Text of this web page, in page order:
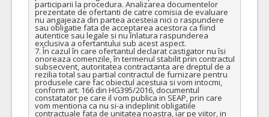
participarii la procedura. Analizarea documentelor
prezentate de ofertanti de catre comisia de evaluare
nu angajeaza din partea acesteia nici o raspundere
sau obligatie fata de acceptarea acestora ca fiind
autentice sau legale si nu înlatura raspunderea
exclusiva a ofertantului sub acest aspect.
7. În cazul în care ofertantul declarat castigator nu îsi
onoreaza comenzile, în termenul stabilit prin contractul
subsecvent, autoritatea contractanta are dreptul de a
rezilia total sau partial contractul de furnizare pentru
produsele care fac obiectul acestuia si vom intocmi,
conform art. 166 din HG395/2016, documentul
constatator pe care il vom publica in SEAP, prin care
vom mentiona ca nu si-a indeplinit obligatiile
contractuale fata de unitatea noastra, iar pe viitor, in